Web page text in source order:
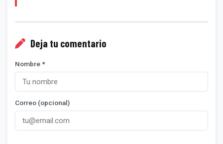
Deja tu comentario
Nombre *
Correo (opcional)